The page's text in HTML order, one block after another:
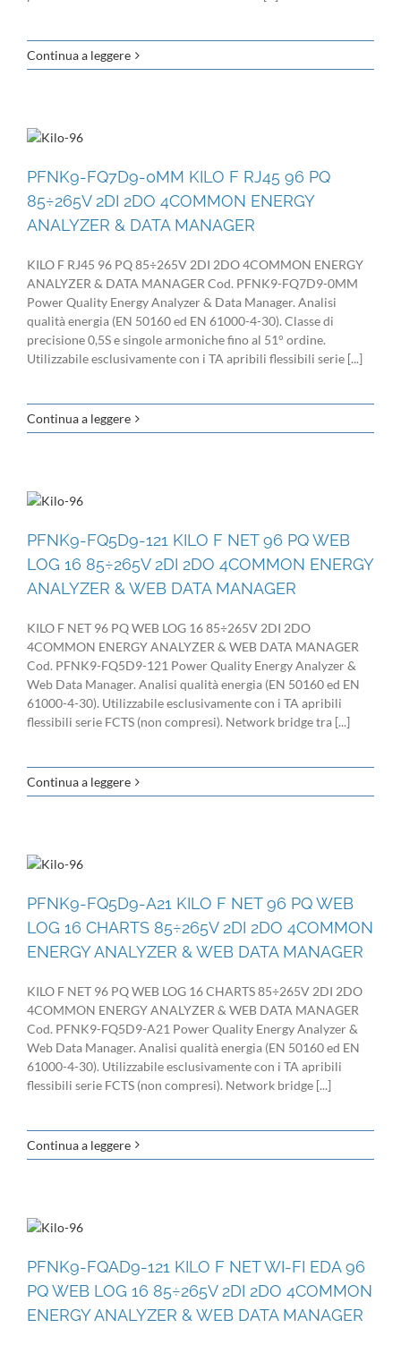
Continua a leggere
PFNK9-FQ7D9-0MM KILO F RJ45 96 PQ
85÷265V 2DI 2DO 4COMMON ENERGY
ANALYZER & DATA MANAGER
KILO F RJ45 96 PQ 85÷265V 2DI 2DO 4COMMON ENERGY
ANALYZER & DATA MANAGER Cod. PFNK9-FQ7D9-0MM
Power Quality Energy Analyzer & Data Manager. Analisi
qualità energia (EN 50160 ed EN 61000-4-30). Classe di
precisione 0,5S e singole armoniche fino al 51° ordine.
Utilizzabile esclusivamente con i TA apribili flessibili serie [...]
Continua a leggere
PFNK9-FQ5D9-121 KILO F NET 96 PQ WEB
LOG 16 85÷265V 2DI 2DO 4COMMON ENERGY
ANALYZER & WEB DATA MANAGER
KILO F NET 96 PQ WEB LOG 16 85÷265V 2DI 2DO
4COMMON ENERGY ANALYZER & WEB DATA MANAGER
Cod. PFNK9-FQ5D9-121 Power Quality Energy Analyzer &
Web Data Manager. Analisi qualità energia (EN 50160 ed EN
61000-4-30). Utilizzabile esclusivamente con i TA apribili
flessibili serie FCTS (non compresi). Network bridge tra [...]
Continua a leggere
PFNK9-FQ5D9-A21 KILO F NET 96 PQ WEB
LOG 16 CHARTS 85÷265V 2DI 2DO 4COMMON
ENERGY ANALYZER & WEB DATA MANAGER
KILO F NET 96 PQ WEB LOG 16 CHARTS 85÷265V 2DI 2DO
4COMMON ENERGY ANALYZER & WEB DATA MANAGER
Cod. PFNK9-FQ5D9-A21 Power Quality Energy Analyzer &
Web Data Manager. Analisi qualità energia (EN 50160 ed EN
61000-4-30). Utilizzabile esclusivamente con i TA apribili
flessibili serie FCTS (non compresi). Network bridge [...]
Continua a leggere
PFNK9-FQAD9-121 KILO F NET WI-FI EDA 96
PQ WEB LOG 16 85÷265V 2DI 2DO 4COMMON
ENERGY ANALYZER & WEB DATA MANAGER